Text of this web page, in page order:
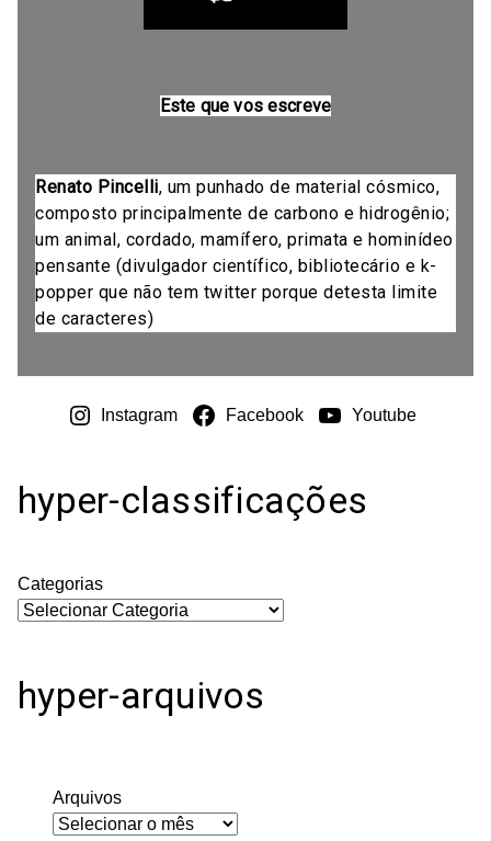
Este que vos escreve
Renato Pincelli, um punhado de material cósmico,
composto principalmente de carbono e hidrogênio;
um animal, cordado, mamífero, primata e hominídeo
pensante (divulgador científico, bibliotecário e k-
popper que não tem twitter porque detesta limite
de caracteres)
Instagram Facebook Youtube
hyper-classificações
Categorias
hyper-arquivos
Arquivos